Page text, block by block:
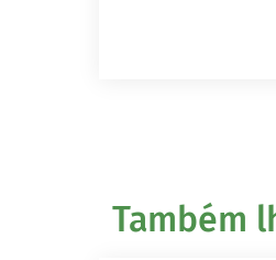
Também